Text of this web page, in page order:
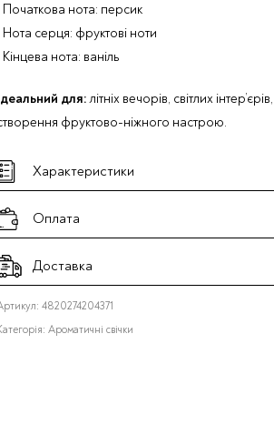
Початкова нота: персик
Нота серця: фруктові ноти
Кінцева нота: ваніль
для:літніх вечорів, світлих
фруктово-ніжного настрою.
Характеристики
Оплата
Доставка
4820274204371
Ароматичні свічки